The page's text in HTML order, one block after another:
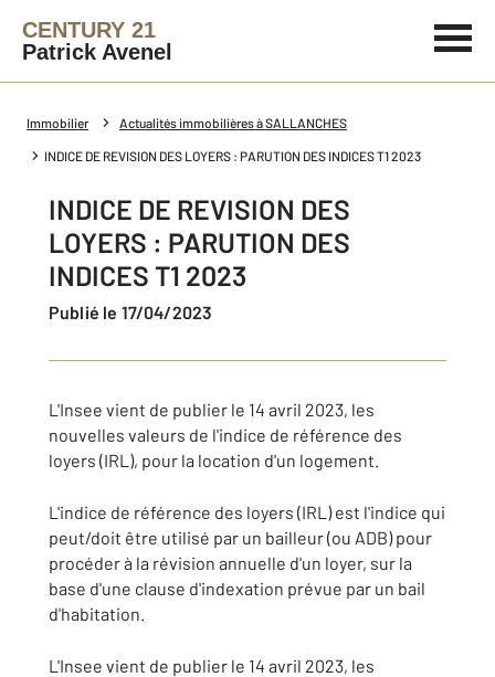
CENTURY 21
Patrick Avenel
Immobilier Actualités immobilières à SALLANCHES
INDICE DE REVISION DES LOYERS : PARUTION DES INDICES T1 2023
INDICE DE REVISION DES
LOYERS : PARUTION DES
INDICES T1 2023
Publié le 17/04/2023
L'Insee vient de publier le 14 avril 2023, les
nouvelles valeurs de l'indice de référence des
loyers (IRL), pour la location d'un logement.
L'indice de référence des loyers (IRL) est l'indice qui
peut/doit être utilisé par un bailleur (ou ADB) pour
procéder à la révision annuelle d'un loyer, sur la
base d'une clause d'indexation prévue par un bail
d'habitation.
L'Insee vient de publier le 14 avril 2023, les